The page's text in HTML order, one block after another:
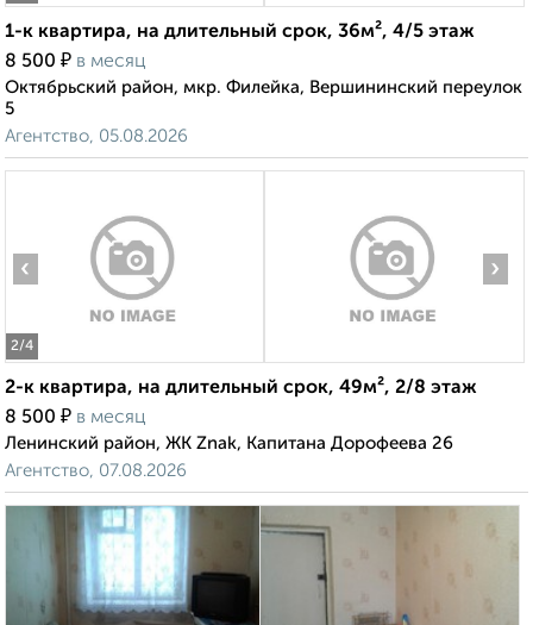
1-к квартира, на длительный срок, 36м², 4/5 этаж
8 500 ₽ в месяц
Октябрьский район, мкр. Филейка, Вершининский переулок
5
Агентство, 05.08.2026
2/4
‹ ›
2-к квартира, на длительный срок, 49м², 2/8 этаж
8 500 ₽ в месяц
Ленинский район, ЖК Znak, Капитана Дорофеева 26
Агентство, 07.08.2026